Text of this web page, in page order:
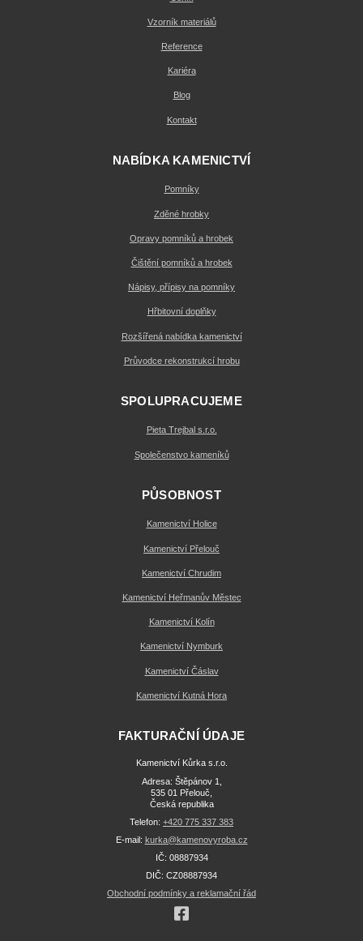
Vzorník materiálů
Reference
Kariéra
Blog
Kontakt
NABÍDKA KAMENICTVÍ
Pomníky
Zděné hrobky
Opravy pomníků a hrobek
Čištění pomníků a hrobek
Nápisy, přípisy na pomníky
Hřbitovní doplňky
Rozšířená nabídka kamenictví
Průvodce rekonstrukcí hrobu
SPOLUPRACUJEME
Pieta Trejbal s.r.o.
Společenstvo kameníků
PŮSOBNOST
Kamenictví Holice
Kamenictví Přelouč
Kamenictví Chrudim
Kamenictví Heřmanův Městec
Kamenictví Kolín
Kamenictví Nymburk
Kamenictví Čáslav
Kamenictví Kutná Hora
FAKTURAČNÍ ÚDAJE
Kamenictví Kůrka s.r.o.
Adresa: Štěpánov 1,
535 01 Přelouč,
Česká republika
Telefon: +420 775 337 383
E-mail: kurka@kamenovyroba.cz
IČ: 08887934
DIČ: CZ08887934
Obchodní podmínky a reklamační řád